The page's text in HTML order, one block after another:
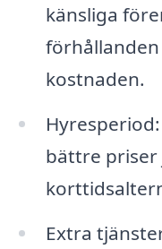
känsliga
kostnaden.
bättre
Extra